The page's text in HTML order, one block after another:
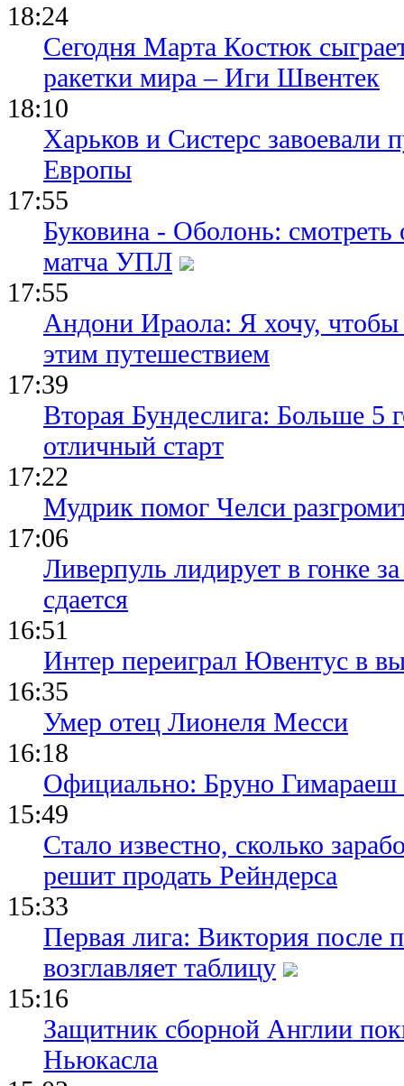
18:24
Сегодня Марта Костюк
ракетки мира – Иги Швентек
18:10
Харьков и Систерс завоевали
Европы
17:55
Буковина - Оболонь:
матча УПЛ
17:55
Андони Ираола: Я хочу, чтобы
этим путешествием
17:39
Вторая Бундеслига: Больше 5
отличный старт
17:22
Мудрик помог Челси
17:06
Ливерпуль лидирует в гонке
сдается
16:51
Интер переиграл Ювентус в
16:35
Умер отец Лионеля Месси
16:18
Официально: Бруно Гимараеш
15:49
Стало известно, сколько
решит продать Рейндерса
15:33
Первая лига: Виктория после
возглавляет таблицу
15:16
Защитник сборной Англии
Ньюкасла